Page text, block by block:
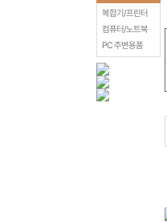
복합기/프린터
컴퓨터/노트북
PC 주변용품